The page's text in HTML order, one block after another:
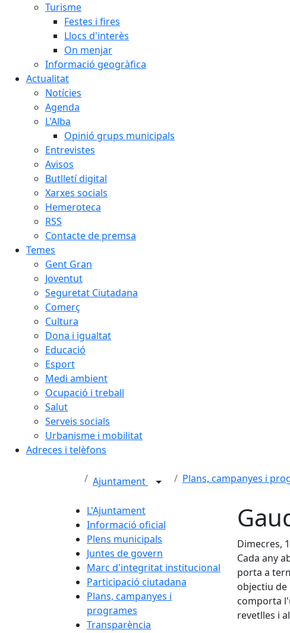
Turisme
Festes i fires
Llocs d'interès
On menjar
Informació geogràfica
Actualitat
Notícies
Agenda
L'Alba
Opinió grups municipals
Entrevistes
Avisos
Butlletí digital
Xarxes socials
Hemeroteca
RSS
Contacte de premsa
Temes
Gent Gran
Joventut
Seguretat Ciutadana
Comerç
Cultura
Dona i igualtat
Educació
Esport
Medi ambient
Ocupació i treball
Salut
Serveis socials
Urbanisme i mobilitat
Adreces i telèfons
Ajuntament Plans, campanyes i
L'Ajuntament
Informació oficial
Plens municipals
Juntes de govern
Marc d'integritat institucional
Participació ciutadana
Plans, campanyes i
programes
Transparència
Dimecres,
Cada any
porta a
objectiu
comporta
revetlles i